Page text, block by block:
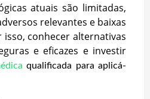
atuais são limitadas,
relevantes e baixas
isso, conhecer alternativas
e eficazes e investir
qualificada para aplicá-